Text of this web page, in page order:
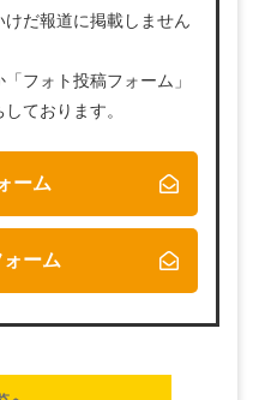
だ報道に掲載しません
フォト投稿フォーム」
ております。
ーム
ーム